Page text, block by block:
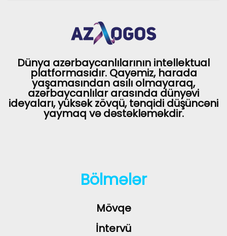
Dünya azərbaycanlılarının intellektual
platformasıdır. Qayəmiz, harada
yaşamasından asılı olmayaraq,
azərbaycanlılar arasında dünyəvi
ideyaları, yüksək zövqü, tənqidi düşüncəni
yaymaq və dəstəkləməkdir.
Bölmələr
Mövqe
İntervü